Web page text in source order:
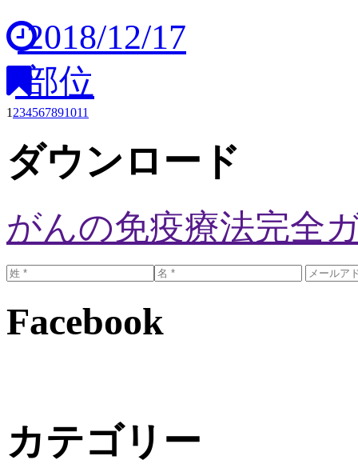
2018/12/17
部位
1 234567891011
ダウンロード
がんの免疫療法完全
Facebook
カテゴリー